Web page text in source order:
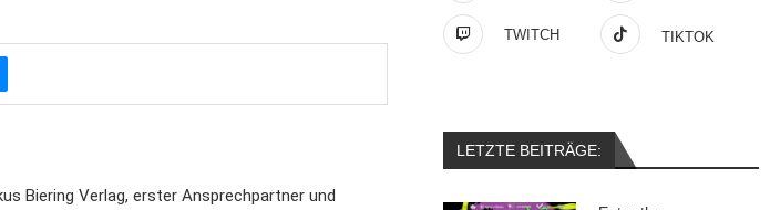
Biering Verlag, erster Ansprechpartner und
TWITCH TIKTOK
LETZTE BEITRÄGE: